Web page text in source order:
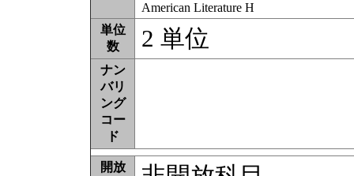
American Literature H
単位
数
2 単位
ナン
バリ
ング
コー
ド
開放